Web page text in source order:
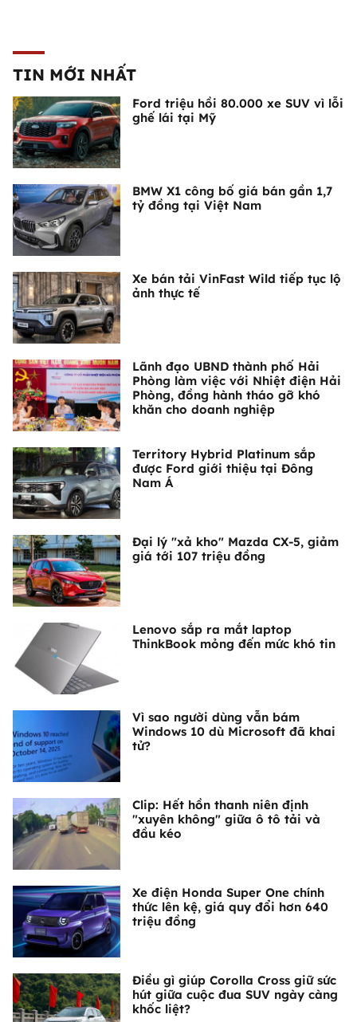
TIN MỚI NHẤT
Ford triệu hồi 80.000 xe SUV vì lỗi
ghế lái tại Mỹ
BMW X1 công bố giá bán gần 1,7
tỷ đồng tại Việt Nam
Xe bán tải VinFast Wild tiếp tục lộ
ảnh thực tế
Lãnh đạo UBND thành phố Hải
Phòng làm việc với Nhiệt điện Hải
Phòng, đồng hành tháo gỡ khó
khăn cho doanh nghiệp
Territory Hybrid Platinum sắp
được Ford giới thiệu tại Đông
Nam Á
Đại lý "xả kho" Mazda CX-5, giảm
giá tới 107 triệu đồng
Lenovo sắp ra mắt laptop
ThinkBook mỏng đến mức khó tin
Vì sao người dùng vẫn bám
Windows 10 dù Microsoft đã khai
tử?
Clip: Hết hồn thanh niên định
"xuyên không" giữa ô tô tải và
đầu kéo
Xe điện Honda Super One chính
thức lên kệ, giá quy đổi hơn 640
triệu đồng
Điều gì giúp Corolla Cross giữ sức
hút giữa cuộc đua SUV ngày càng
khốc liệt?